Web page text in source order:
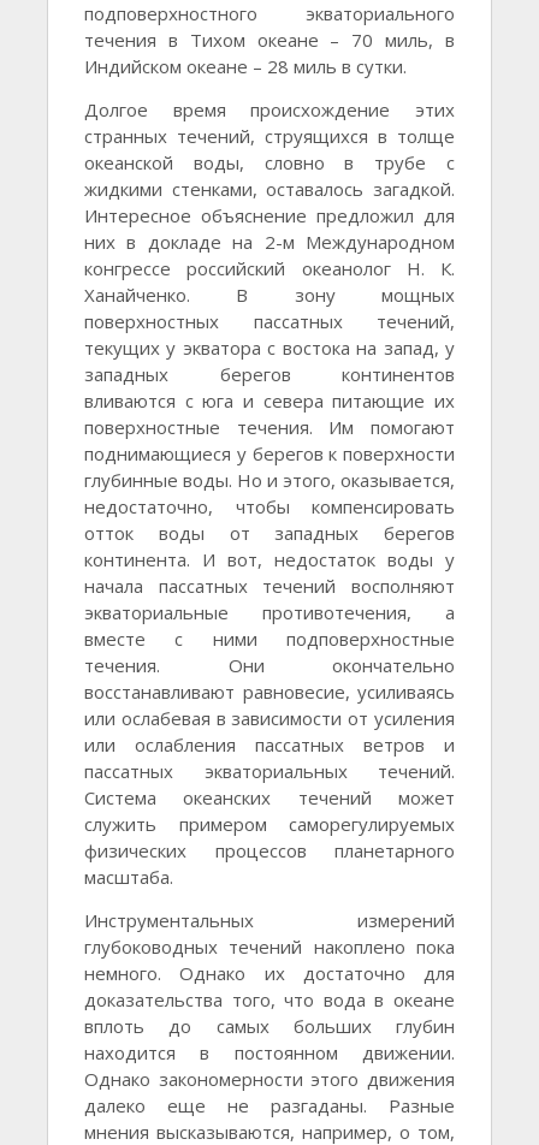
подповерхностного экваториального
течения в Тихом океане – 70 миль, в
Индийском океане – 28 миль в сутки.
Долгое время происхождение этих
странных течений, струящихся в толще
океанской воды, словно в трубе с
жидкими стенками, оставалось загадкой.
Интересное объяснение предложил для
них в докладе на 2-м Международном
конгрессе российский океанолог Н. К.
Ханайченко. В зону мощных
поверхностных пассатных течений,
текущих у экватора с востока на запад, у
западных берегов континентов
вливаются с юга и севера питающие их
поверхностные течения. Им помогают
поднимающиеся у берегов к поверхности
глубинные воды. Но и этого, оказывается,
недостаточно, чтобы компенсировать
отток воды от западных берегов
континента. И вот, недостаток воды у
начала пассатных течений восполняют
экваториальные противотечения, а
вместе с ними подповерхностные
течения. Они окончательно
восстанавливают равновесие, усиливаясь
или ослабевая в зависимости от усиления
или ослабления пассатных ветров и
пассатных экваториальных течений.
Система океанских течений может
служить примером саморегулируемых
физических процессов планетарного
масштаба.
Инструментальных измерений
глубоководных течений накоплено пока
немного. Однако их достаточно для
доказательства того, что вода в океане
вплоть до самых больших глубин
находится в постоянном движении.
Однако закономерности этого движения
далеко еще не разгаданы. Разные
мнения высказываются, например, о том,